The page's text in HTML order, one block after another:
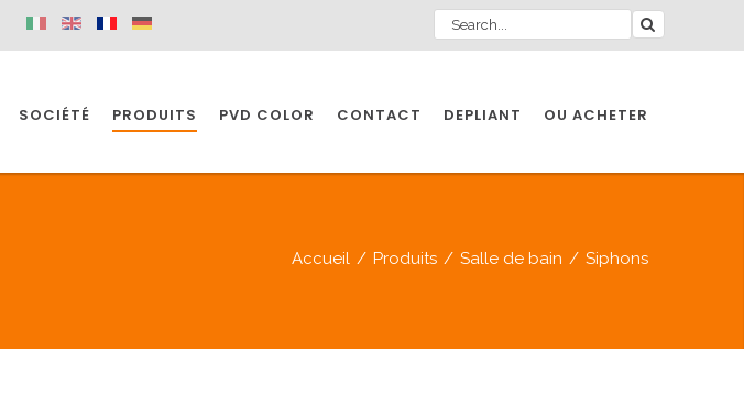
SOCIÉTÉ PRODUITS
SPAZIO INDUSTRIE
PVD COLOR CONTACT DEPLIANT
OU ACHETER
Accueil / Produits / Salle de bain / Siphons